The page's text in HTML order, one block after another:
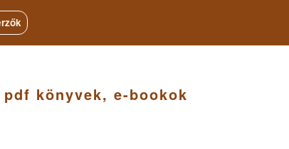
könyvek, e-bookok